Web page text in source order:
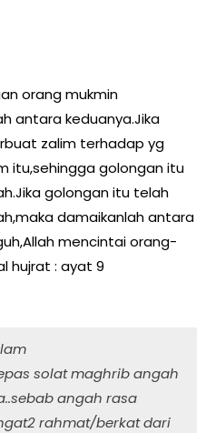
orang mukmin
antara keduanya.Jika
zalim terhadap yg
itu,sehingga golongan itu
golongan itu telah
damaikanlah antara
mencintai orang-
hujrat : ayat 9
solat maghrib angah
angah rasa
rahmat/berkat dari